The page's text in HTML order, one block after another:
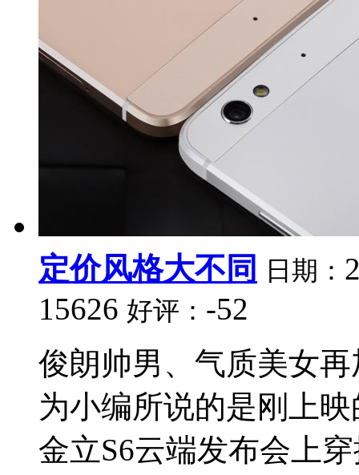
定价风格大不同 日期：
15626 好评： -52
俊朗帅男、气质美女
为小编所说的是刚上
金立S6云端发布会上